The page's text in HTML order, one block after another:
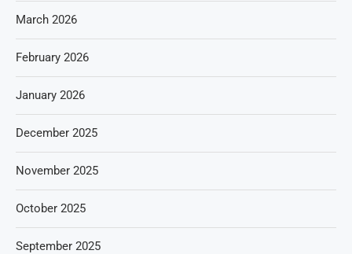
March 2026
February 2026
January 2026
December 2025
November 2025
October 2025
September 2025